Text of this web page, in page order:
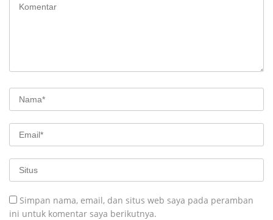
Simpan nama, email, dan situs web saya pada peramban
ini untuk komentar saya berikutnya.